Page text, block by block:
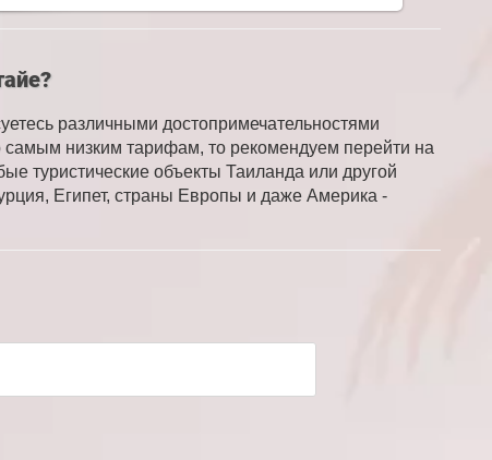
различными достопримечательностями
самым низким тарифам, то рекомендуем перейти на
туристические объекты Таиланда или другой
Египет, страны Европы и даже Америка -